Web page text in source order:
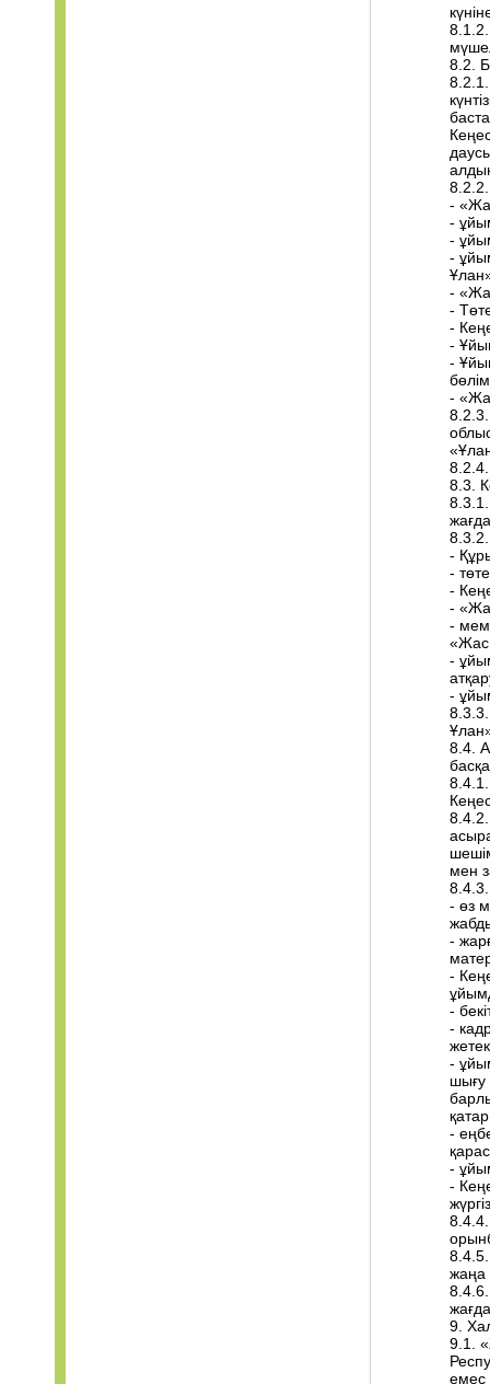
8.2.
8.2.2.
-
-
-
-
-
-
-
-
-
-
8.2.4.
8.3.
8.3.1.
8.3.2.
-
-
-
-
-
«Жас
-
-
8.4.
мен
8.4.3.
- өз
-
-
-
-
-
шығу
-
-
-
8.4.4.
жаңа
9.
9.1.
емес